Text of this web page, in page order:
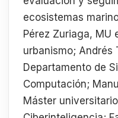
ecosistemas
Pérez Zuriaga, MU
urbanismo; Andrés
Departamento de
Computación;
Máster